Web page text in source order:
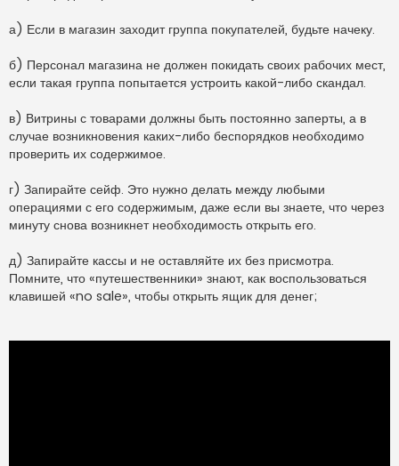
а) Если в магазин заходит группа покупателей, будьте начеку.
б) Персонал магазина не должен покидать своих рабочих мест,
если такая группа попытается устроить какой-либо скандал.
в) Витрины с товарами должны быть постоянно заперты, а в
случае возникновения каких-либо беспорядков необходимо
проверить их содержимое.
г) Запирайте сейф. Это нужно делать между любыми
операциями с его содержимым, даже если вы знаете, что через
минуту снова возникнет необходимость открыть его.
д) Запирайте кассы и не оставляйте их без присмотра.
Помните, что «путешественники» знают, как воспользоваться
клавишей «no sale», чтобы открыть ящик для денег;